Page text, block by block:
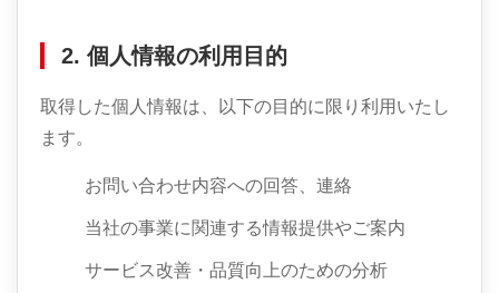
2. 個人情報の利用目的
取得した個人情報は、以下の目的に限り利用いたし
ます。
お問い合わせ内容への回答、連絡
当社の事業に関連する情報提供やご案内
サービス改善・品質向上のための分析